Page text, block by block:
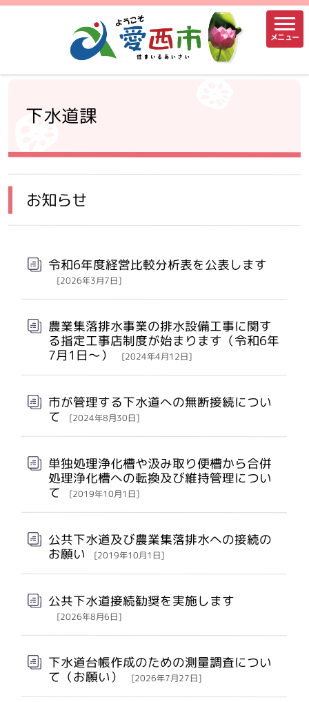
メニュー
下水道課
お知らせ
令和6年度経営比較分析表を公表します
[2026年3月7日]
農業集落排水事業の排水設備工事に関す
る指定工事店制度が始まります（令和6年
7月1日～） [2024年4月12日]
市が管理する下水道への無断接続につい
て [2024年8月30日]
単独処理浄化槽や汲み取り便槽から合併
処理浄化槽への転換及び維持管理につい
て [2019年10月1日]
公共下水道及び農業集落排水への接続の
お願い [2019年10月1日]
公共下水道接続勧奨を実施します
[2026年8月6日]
下水道台帳作成のための測量調査につい
て（お願い） [2026年7月27日]